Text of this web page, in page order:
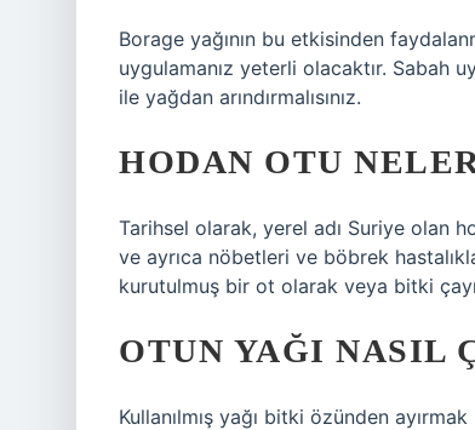
Borage yağının bu etkisinden
uygulamanız yeterli olacaktır. Sabah
ile yağdan arındırmalısınız.
HODAN OTU
Tarihsel olarak, yerel adı Suriye olan
ve ayrıca nöbetleri ve böbrek
kurutulmuş bir ot olarak veya bitki
OTUN YAĞI NASIL
Kullanılmış yağı bitki özünden